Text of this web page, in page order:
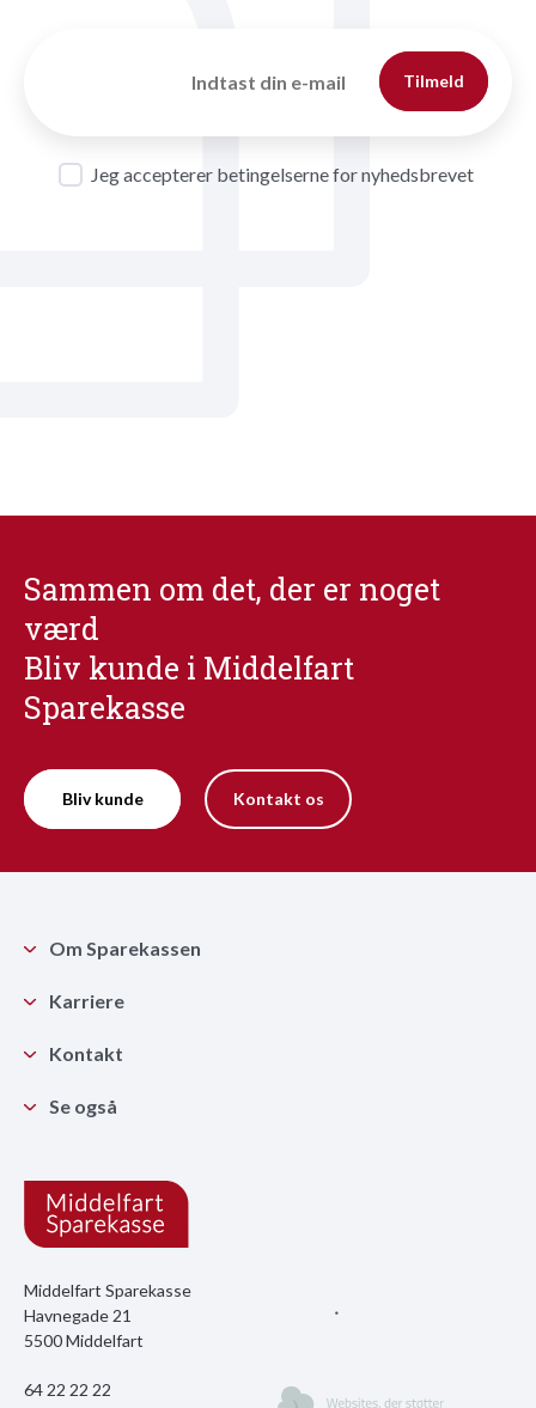
Jeg accepterer betingelserne for nyhedsbrevet
Tilmeld
Sammen om det, der er noget
værd
Bliv kunde i Middelfart
Sparekasse
Bliv kunde Kontakt os
Middelfart Sparekasse
Havnegade 21
5500 Middelfart
64 22 22 22
Om Sparekassen
Karriere
Kontakt
Se også